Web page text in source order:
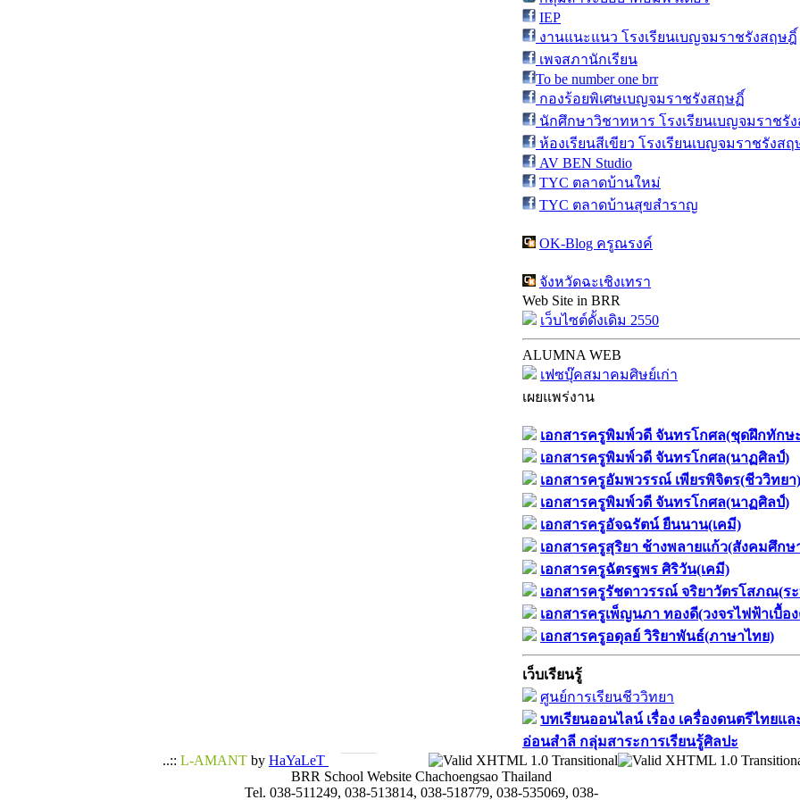
IEP
งานแนะแนว โรงเรียนเบญจมราชรังสฤษฎิ์
เพจสภานักเรียน
To be number one brr
กองร้อยพิเศษเบญจมราชรังสฤษฏิ์
นักศึกษาวิชาทหาร โรงเรียนเบญจมราชรั
ห้องเรียนสีเขียว โรงเรียนเบญจมราชรังสฤ
AV BEN Studio
TYC ตลาดบ้านใหม่
TYC ตลาดบ้านสุขสำราญ
OK-Blog ครูณรงค์
จังหวัดฉะเชิงเทรา
Web Site in BRR
เว็บไซต์ดั้งเดิม 2550
ALUMNA WEB
เฟซบุ๊คสมาคมศิษย์เก่า
เผยแพร่งาน
เอกสารครูพิมพ์วดี จันทรโกศล(ชุดฝึกทักษ
เอกสารครูพิมพ์วดี จันทรโกศล(นาฏศิลป์)
เอกสารครูอัมพวรรณ์ เพียรพิจิตร(ชีววิทยา)
เอกสารครูพิมพ์วดี จันทรโกศล(นาฏศิลป์)
เอกสารครูอัจฉรัตน์ ยืนนาน(เคมี)
เอกสารครูสุริยา ช้างพลายแก้ว(สังคมศึกษ
เอกสารครูฉัตรฐพร ศิริวัน(เคมี)
เอกสารครูรัชดาวรรณ์ จริยาวัตรโสภณ(ร
เอกสารครูเพ็ญนภา ทองดี(วงจรไฟฟ้าเบื้อ
เอกสารครูอดุลย์ วิริยาพันธ์(ภาษาไทย)
เว็บเรียนรู้
ศูนย์การเรียนชีววิทยา
บทเรียนออนไลน์​ เรื่อง​ เครื่องดนตรีไทย
อ่อนสำลี​ กลุ่มสาระการเรียนรู้ศิลปะ
..:: L-AMANT by HaYaLeT
BRR School Website Chachoengsao Thailand
Tel. 038-511249, 038-513814, 038-518779, 038-535069, 038-